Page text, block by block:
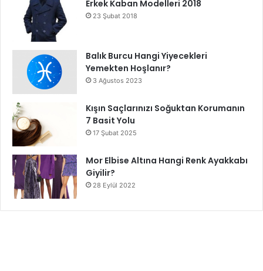
Erkek Kaban Modelleri 2018
23 Şubat 2018
Balık Burcu Hangi Yiyecekleri
Yemekten Hoşlanır?
3 Ağustos 2023
Kışın Saçlarınızı Soğuktan Korumanın
7 Basit Yolu
17 Şubat 2025
Mor Elbise Altına Hangi Renk Ayakkabı
Giyilir?
28 Eylül 2022